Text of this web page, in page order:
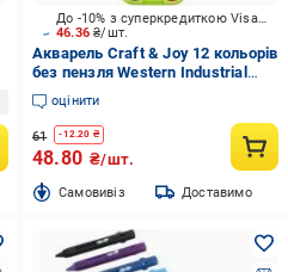
46.36₴/шт.
До -10% з суперкредиткою Visa Вигода
Акварель Craft & Joy 12 кольорів
без пензля Western Industrial
Group
оцінити
61 -12.20 ₴
48.80 ₴/шт.
Cамовивіз Доставимо